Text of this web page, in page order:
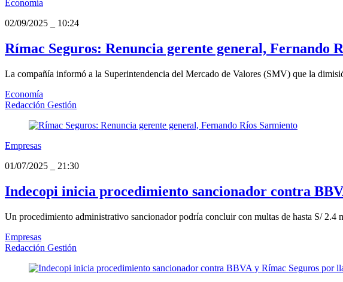
Economía
02/09/2025
10:24
Rímac Seguros: Renuncia gerente general, Fernando
La compañía informó a la Superintendencia del Mercado de Valores (SMV) que la
Economía
Redacción Gestión
Empresas
01/07/2025
21:30
Indecopi inicia procedimiento sancionador contra
Un procedimiento administrativo sancionador podría concluir con multas de hasta S/ 2.4
Empresas
Redacción Gestión